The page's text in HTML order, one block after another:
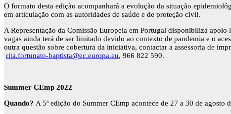
O formato desta edição acompanhará a evolução da situação
em articulação com as autoridades de saúde e de proteção civil.
A Representação da Comissão Europeia em Portugal disponibiliza apoio
vagas ainda terá de ser limitado devido ao contexto de pandemia e o
outra questão sobre cobertura da iniciativa, contactar a assessoria de
rita.fortunato-baptista@ec.europa.eu, 966 822 590.
Summer CEmp 2022
Quando? A 5ª edição do Summer CEmp acontece de 27 a 30 de agosto